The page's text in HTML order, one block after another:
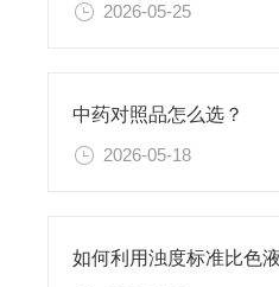
2026-05-25
中药对照品怎么选？
2026-05-18